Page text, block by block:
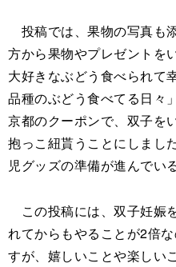
投稿では、果物の写真も
方から果物やプレゼント
大好きなぶどう食べられて
品種のぶどう食べてる日々
京都のクーポンで、双子を
抱っこ紐貰うことにしまし
児グッズの準備が進んでい
この投稿には、双子妊娠
れてからもやることが2倍
すが、嬉しいことや楽しい